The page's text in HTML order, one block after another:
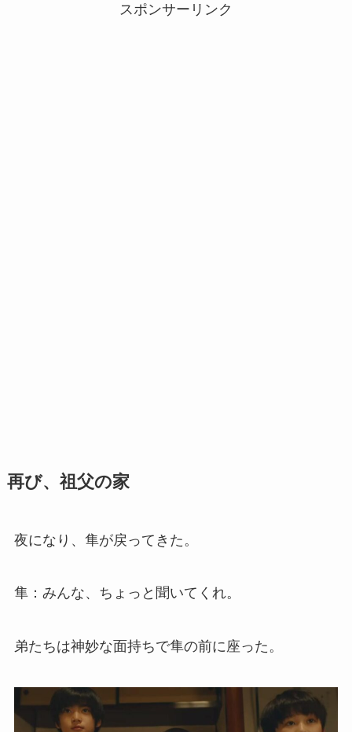
スポンサーリンク
再び、祖父の家
夜になり、隼が戻ってきた。
隼：みんな、ちょっと聞いてくれ。
弟たちは神妙な面持ちで隼の前に座った。